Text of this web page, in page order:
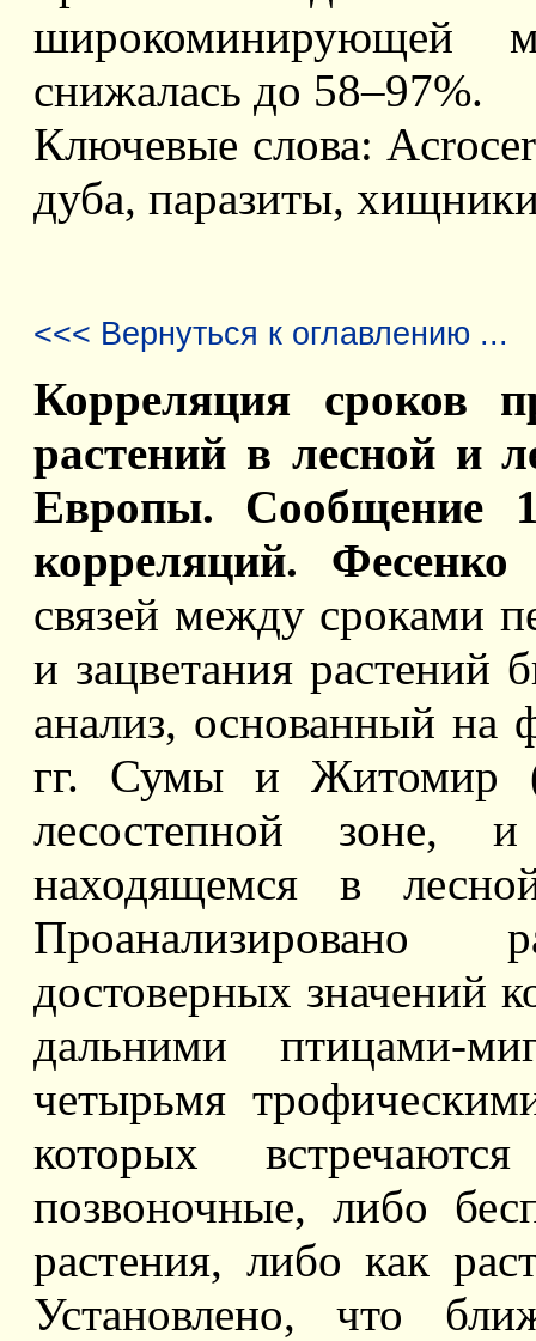
широкоминирующей
снижалась до 58–97%.
Ключевые слова:
дуба, паразиты,
<<< Вернуться к оглавлению ...
Корреляция сроков
растений в лесной и
Европы. Сообщение
корреляций.
связей между сроками
и зацветания растений
анализ, основанный на
гг. Сумы и Житомир
лесостепной
находящемся в
Проанализировано
достоверных значений
дальними птицами-
четырьмя
которых
позвоночные, либо
растения, либо как
Установлено, что